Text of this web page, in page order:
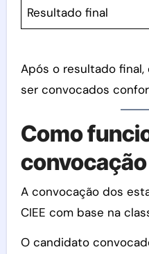
Resultado final
Após o resultado
ser convocados
Como
convocação
A convocação dos
CIEE com base na
O candidato